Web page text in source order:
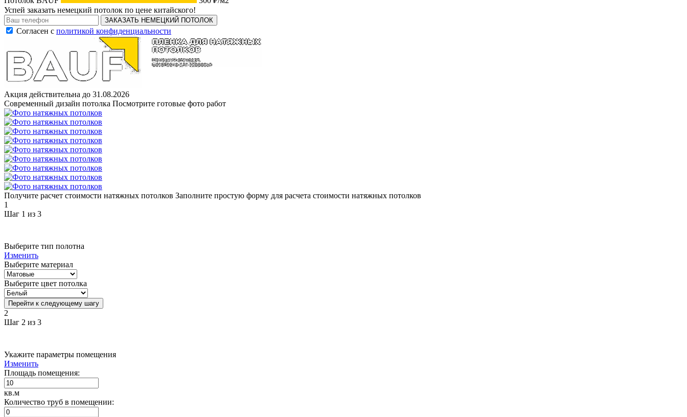
Успей заказать немецкий потолок по цене китайского!
ЗАКАЗАТЬ НЕМЕЦКИЙ ПОТОЛОК
Согласен с политикой конфиденциальности
Акция действительна до 31.08.2026
Современный дизайн потолка Посмотрите готовые фото работ
Получите расчет стоимости натяжных потолков Заполните простую форму для расчета стоимости натяжных потолков
1
Шаг 1 из 3
Выберите тип полотна
Изменить
Выберите материал
Выберите цвет потолка
Перейти к следующему шагу
2
Шаг 2 из 3
Укажите параметры помещения
Изменить
Площадь помещения:
кв.м
Количество труб в помещении: